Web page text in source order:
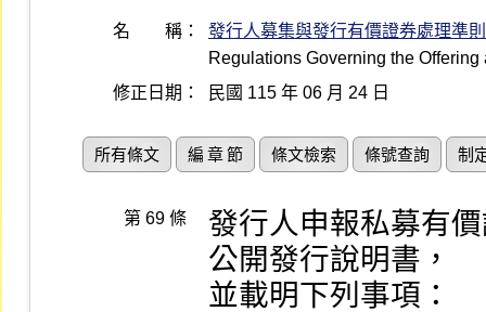
名 稱：
發行人募集與發行有價證券處理準則
Regulations Governing the
修正日期：
民國 115 年 06 月 24 日
所有條文 編 章 節 條文檢索 條號查詢 制
第 69 條
發行人申報私募有
公開發行說明書，
並載明下列事項：